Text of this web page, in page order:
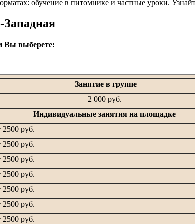
обучение в питомнике и частные уроки.
Вы выберете:
Занятие в группе
2 000 руб.
Индивидуальные занятия на площадке
2500 руб.
2500 руб.
2500 руб.
2500 руб.
2500 руб.
2500 руб.
2500 руб.